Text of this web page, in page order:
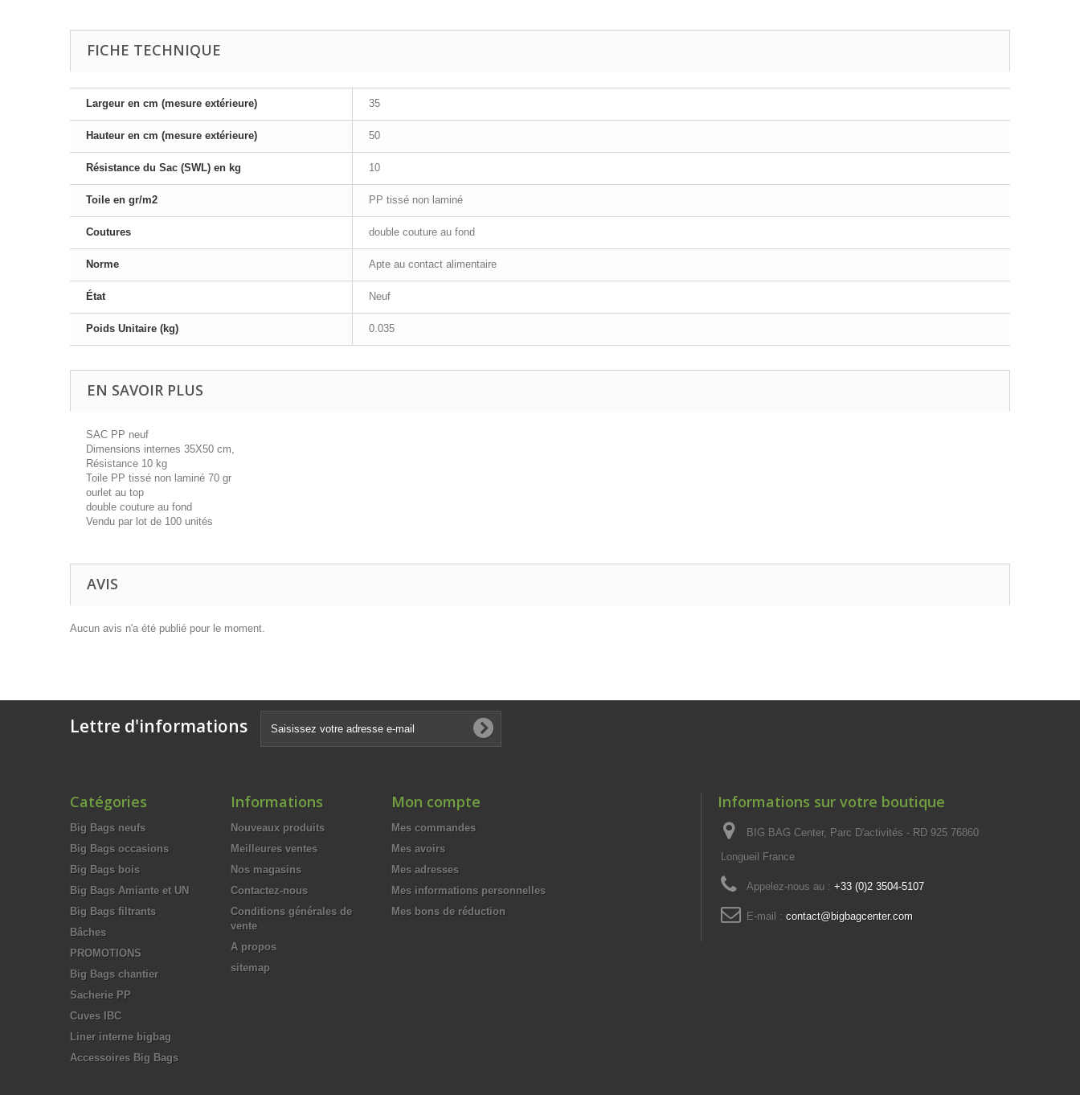
FICHE TECHNIQUE
Largeur en cm (mesure extérieure) 35
Hauteur en cm (mesure extérieure) 50
Résistance du Sac (SWL) en kg 10
Toile en gr/m2 PP tissé non laminé
Coutures double couture au fond
Norme Apte au contact alimentaire
État Neuf
Poids Unitaire (kg) 0.035
EN SAVOIR PLUS
SAC PP neuf
Dimensions internes 35X50 cm,
Résistance 10 kg
Toile PP tissé non laminé 70 gr
ourlet au top
double couture au fond
Vendu par lot de 100 unités
AVIS
Aucun avis n'a été publié pour le moment.
Lettre d'informations
Catégories
Big Bags neufs
Big Bags occasions
Big Bags bois
Big Bags Amiante et UN
Big Bags filtrants
Bâches
PROMOTIONS
Big Bags chantier
Sacherie PP
Cuves IBC
Liner interne bigbag
Accessoires Big Bags
Informations
Nouveaux produits
Meilleures ventes
Nos magasins
Contactez-nous
Conditions générales de
vente
A propos
sitemap
Mon compte
Mes commandes
Mes avoirs
Mes adresses
Mes informations personnelles
Mes bons de réduction
Informations sur votre boutique
BIG BAG Center, Parc D'activités - RD 925 76860
Longueil France
Appelez-nous au : +33 (0)2 3504-5107
E-mail : contact@bigbagcenter.com